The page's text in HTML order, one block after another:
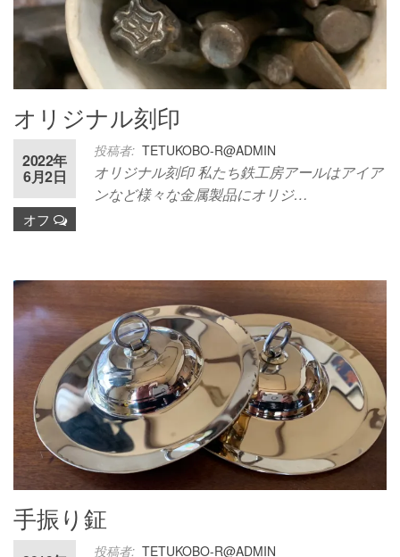
オリジナル刻印
投稿者: TETUKOBO-R@ADMIN
2022年
6月2日
オフ
オリジナル刻印 私たち鉄工房アールはアイア
ンなど様々な金属製品にオリジ…
手振り鉦
投稿者: TETUKOBO-R@ADMIN